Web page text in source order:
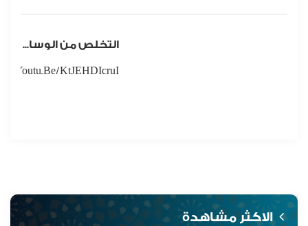
التخلص من الوساوس
youtu.be/KtJEHDIcruI
الاكثر مشاهدة